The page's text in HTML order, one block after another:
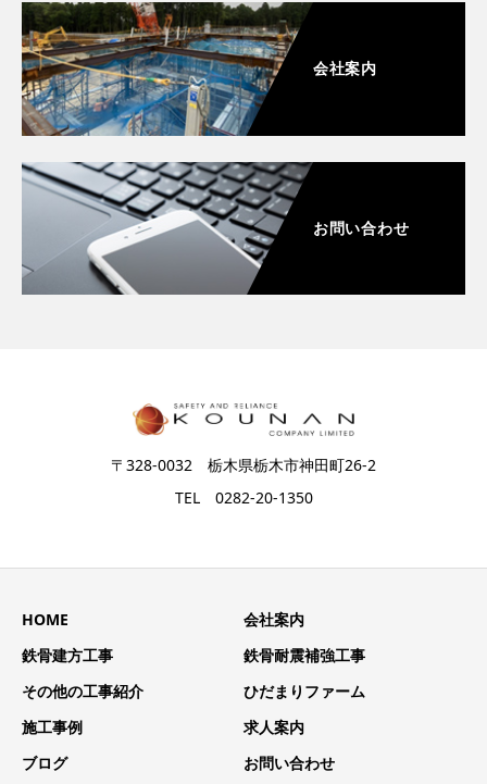
会社案内
お問い合わせ
〒328-0032 栃木県栃木市神田町26-2
TEL 0282-20-1350
HOME
会社案内
鉄骨建方工事
鉄骨耐震補強工事
その他の工事紹介
ひだまりファーム
施工事例
求人案内
ブログ
お問い合わせ